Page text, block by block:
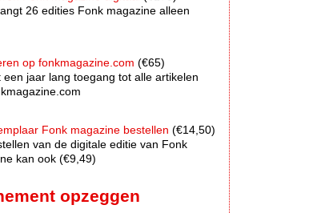
26 edities Fonk magazine alleen
op fonkmagazine.com (€65)
een jaar lang toegang tot alle artikelen
Fonk magazine bestellen (€14,50)
van de digitale editie van Fonk
kan ook (€9,49)
opzeggen